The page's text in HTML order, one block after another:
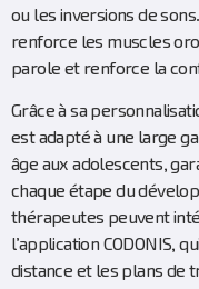
ou les inversions de
renforce les muscles
parole et renforce la
Grâce à sa
est adapté à une large
âge aux adolescents,
chaque étape du
thérapeutes peuvent
l’application CODONIS,
distance et les plans de